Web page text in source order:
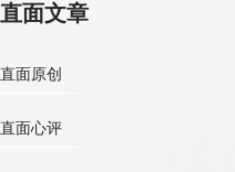
直面文章
直面原创
直面心评